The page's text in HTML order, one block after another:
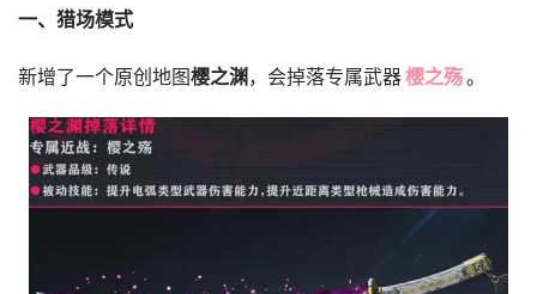
一、猎场模式
新增了一个原创地图樱之渊 ，会掉落专属武器樱之殇。